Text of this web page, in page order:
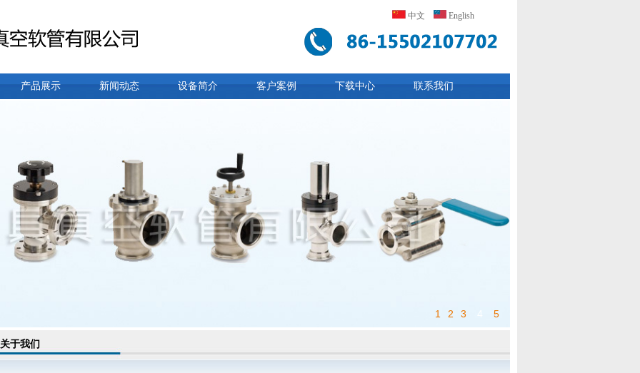
中文 English
产品展示 新闻动态 设备简介 客户案例 下载中心 联系我们
1 2 3 4 5
关于我们